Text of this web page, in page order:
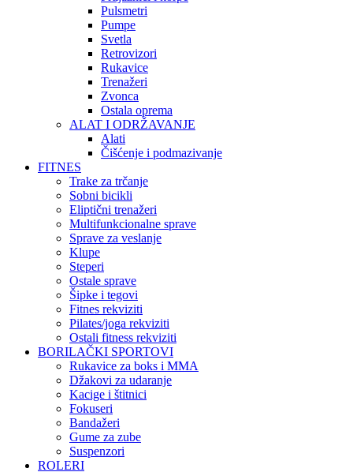
Pulsmetri
Pumpe
Svetla
Retrovizori
Rukavice
Trenažeri
Zvonca
Ostala oprema
ALAT I ODRŽAVANJE
Alati
Čišćenje i podmazivanje
FITNES
Trake za trčanje
Sobni bicikli
Eliptični trenažeri
Multifunkcionalne sprave
Sprave za veslanje
Klupe
Steperi
Ostale sprave
Šipke i tegovi
Fitnes rekviziti
Pilates/joga rekviziti
Ostali fitness rekviziti
BORILAČKI SPORTOVI
Rukavice za boks i MMA
Džakovi za udaranje
Kacige i štitnici
Fokuseri
Bandažeri
Gume za zube
Suspenzori
ROLERI